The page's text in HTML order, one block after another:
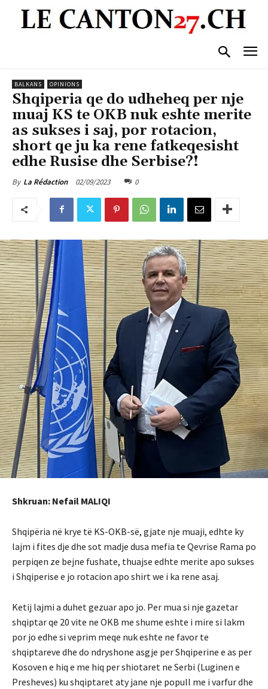
BALKANS OPINIONS
Shqiperia qe do udheheq per nje
muaj KS te OKB nuk eshte merite
as sukses i saj, por rotacion,
short qe ju ka rene fatkeqesisht
edhe Rusise dhe Serbise?!
By La Rédaction 02/09/2023 0
Shkruan: Nefail MALIQI
Shqipëria në krye të KS-OKB-së, gjate nje muaji, edhte ky
lajm i fites dje dhe sot madje dusa mefia te Qevrise Rama po
perpiqen ze bejne fushate, thuajse edhte merite apo sukses
i Shqiperise e jo rotacion apo shirt we i ka rene asaj.
Ketij lajmi a duhet gezuar apo jo. Per mua si nje gazetar
shqiptar qe 20 vite ne OKB me shume eshte i mire si lakm
por jo edhe si veprim meqe nuk eshte ne favor te
shqiptareve dhe do ndryshone asgje per Shqiperine e as per
Kosoven e hiq e me hiq per shiotaret ne Serbi (Luginen e
Presheves) ku shqiptaret aty jane nje popull me i varfur dhe